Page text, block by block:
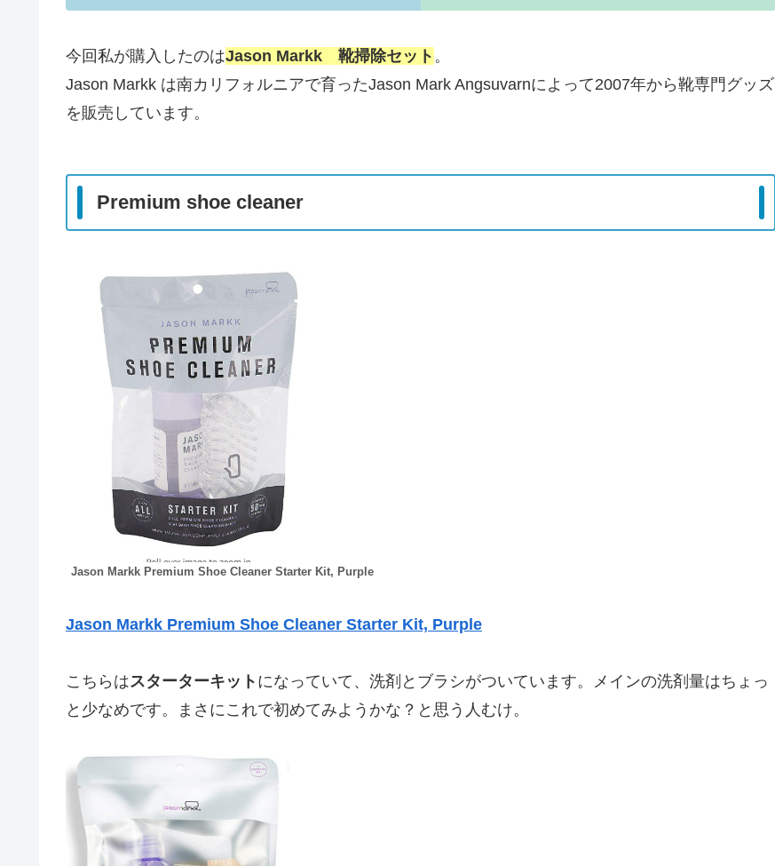
今回私が購入したのはJason Markk 靴掃除セット 。
Jason Markk は南カリフォルニアで育ったJason Mark Angsuvarnによって2007年から靴専門グッズ
を販売しています。
Premium shoe cleaner
Jason Markk Premium Shoe Cleaner Starter Kit, Purple
Jason Markk Premium Shoe Cleaner Starter Kit, Purple
こちらはスターターキット になっていて、洗剤とブラシがついています。メインの洗剤量はちょっ
と少なめです。まさにこれで初めてみようかな？と思う人むけ。